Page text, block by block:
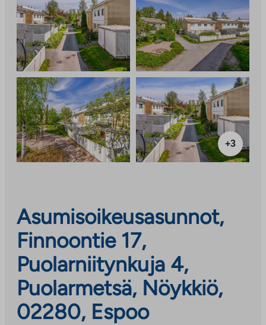
+3
Asumisoikeusasunnot,
Finnoontie 17,
Puolarniitynkuja 4,
Puolarmetsä, Nöykkiö,
02280, Espoo